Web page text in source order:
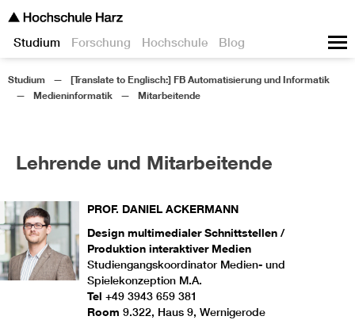
Studium Forschung Hochschule Blog
Studium
[Translate to Englisch:] FB Automatisierung und Informatik
Medieninformatik
Mitarbeitende
Lehrende und Mitarbeitende
PROF. DANIEL ACKERMANN
Design multimedialer Schnittstellen /
Produktion interaktiver Medien
Studiengangskoordinator Medien- und
Spielekonzeption M.A.
Tel +49 3943 659 381
Room 9.322, Haus 9, Wernigerode